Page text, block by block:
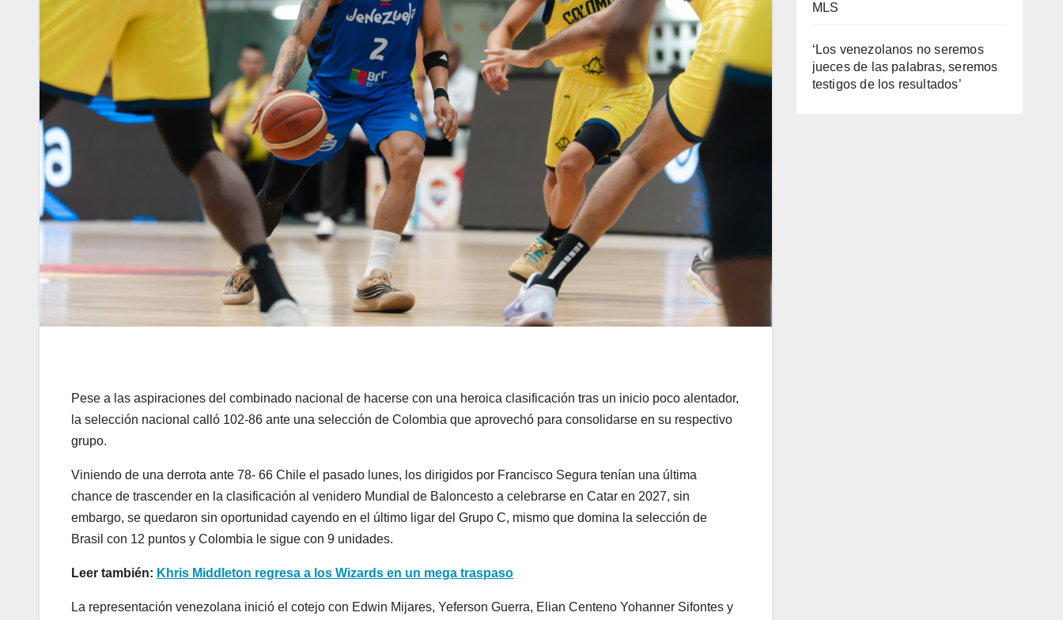
Pese a las aspiraciones del combinado nacional de hacerse con una heroica clasificación tras un inicio poco alentador,
la selección nacional calló 102-86 ante una selección de Colombia que aprovechó para consolidarse en su respectivo
grupo.
Viniendo de una derrota ante 78- 66 Chile el pasado lunes, los dirigidos por Francisco Segura tenían una última
chance de trascender en la clasificación al venidero Mundial de Baloncesto a celebrarse en Catar en 2027, sin
embargo, se quedaron sin oportunidad cayendo en el último ligar del Grupo C, mismo que domina la selección de
Brasil con 12 puntos y Colombia le sigue con 9 unidades.
Leer también: Khris Middleton regresa a los Wizards en un mega traspaso
La representación venezolana inició el cotejo con Edwin Mijares, Yeferson Guerra, Elian Centeno Yohanner Sifontes y
MLS
‘Los venezolanos no seremos
jueces de las palabras, seremos
testigos de los resultados’